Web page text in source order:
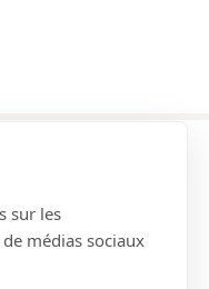
sur les
médias sociaux